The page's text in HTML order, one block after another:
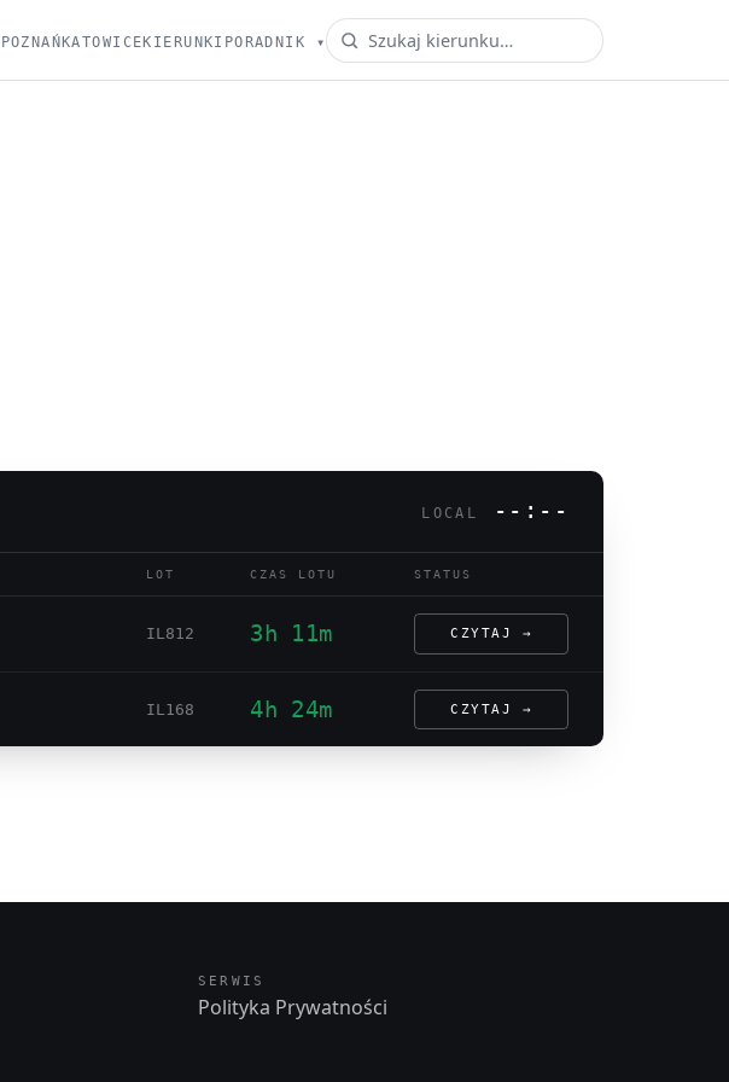
POZNAŃKATOWICEKIERUNKI PORADNIK ▾
LOCAL --:--
LOT CZAS LOTU STATUS
IL812 3h 11m CZYTAJ →
IL168 4h 24m CZYTAJ →
SERWIS
Polityka Prywatności